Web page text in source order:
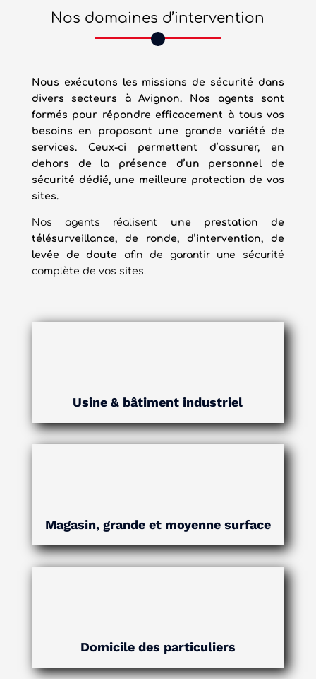
Nos domaines d’intervention
Nous exécutons les missions de sécurité dans
divers secteurs à Avignon. Nos agents sont
formés pour répondre efficacement à tous vos
besoins en proposant une grande variété de
services. Ceux-ci permettent d’assurer, en
dehors de la présence d’un personnel de
sécurité dédié, une meilleure protection de vos
sites.
Nos agents réalisent une prestation de
télésurveillance, de ronde, d’intervention, de
levée de doute afin de garantir une sécurité
complète de vos sites.
Usine & bâtiment industriel
Magasin, grande et moyenne surface
Domicile des particuliers